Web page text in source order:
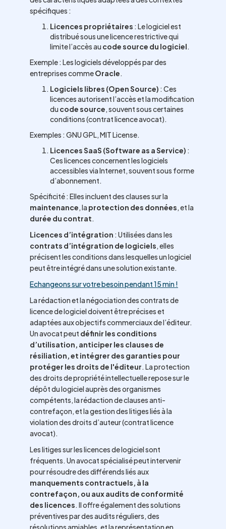
spécifiques :
Licences propriétaires : Le logiciel est
distribué sous une licence restrictive qui
limite l’accès au code source du logiciel.
Exemple : Les logiciels développés par des
entreprises commeOracle.
Logiciels libres (Open Source) : Ces
licences autorisent l’accès et la modification
du code source, souvent sous certaines
conditions (contrat licence avocat).
Exemples : GNU GPL, MIT License.
Licences SaaS (Software as a Service) :
Ces licences concernent les logiciels
accessibles via Internet, souvent sous forme
d’abonnement.
Spécificité : Elles incluent des clauses sur la
maintenance, la protection des données, et la
durée du contrat.
Licences d’intégration : Utilisées dans les
contrats d’intégration de logiciels, elles
précisent les conditions dans lesquelles un logiciel
peut être intégré dans une solution existante.
Echangeons sur votre besoin pendant 15 min !
La rédaction et la négociation des contrats de
licence de logiciel doivent être précises et
adaptées aux objectifs commerciaux de l’éditeur.
Un avocat peut définir les conditions
d’utilisation, anticiper les clauses de
résiliation, et intégrer des garanties pour
protéger les droits de l'éditeur. La protection
des droits de propriété intellectuelle repose sur le
dépôt du logiciel auprès des organismes
compétents, la rédaction de clauses anti-
contrefaçon, et la gestion des litiges liés à la
violation des droits d’auteur (contrat licence
avocat).
Les litiges sur les licences de logiciel sont
fréquents. Un avocat spécialisé peut intervenir
pour résoudre des différends liés aux
manquements contractuels, à la
contrefaçon, ou aux audits de conformité
des licences. Il offre également des solutions
préventives par des audits réguliers, des
résolutions amiables, et la représentation en